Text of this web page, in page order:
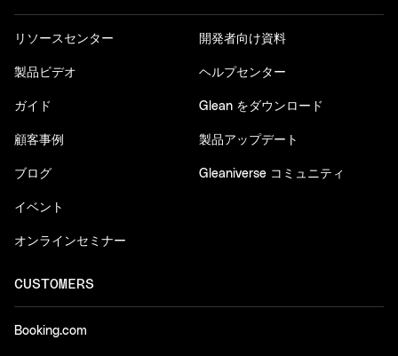
リソースセンター
製品ビデオ
ガイド
顧客事例
ブログ
イベント
オンラインセミナー
開発者向け資料
ヘルプセンター
Glean をダウンロード
製品アップデート
Gleaniverse コミュニティ
CUSTOMERS
Booking.com